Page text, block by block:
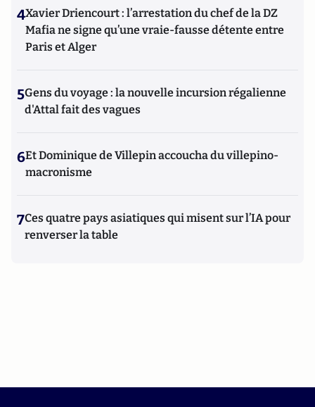
4Xavier Driencourt : l’arrestation du chef de la DZ
Mafia ne signe qu’une vraie-fausse détente entre
Paris et Alger
5Gens du voyage : la nouvelle incursion régalienne
d'Attal fait des vagues
6Et Dominique de Villepin accoucha du villepino-
macronisme
7Ces quatre pays asiatiques qui misent sur l’IA pour
renverser la table